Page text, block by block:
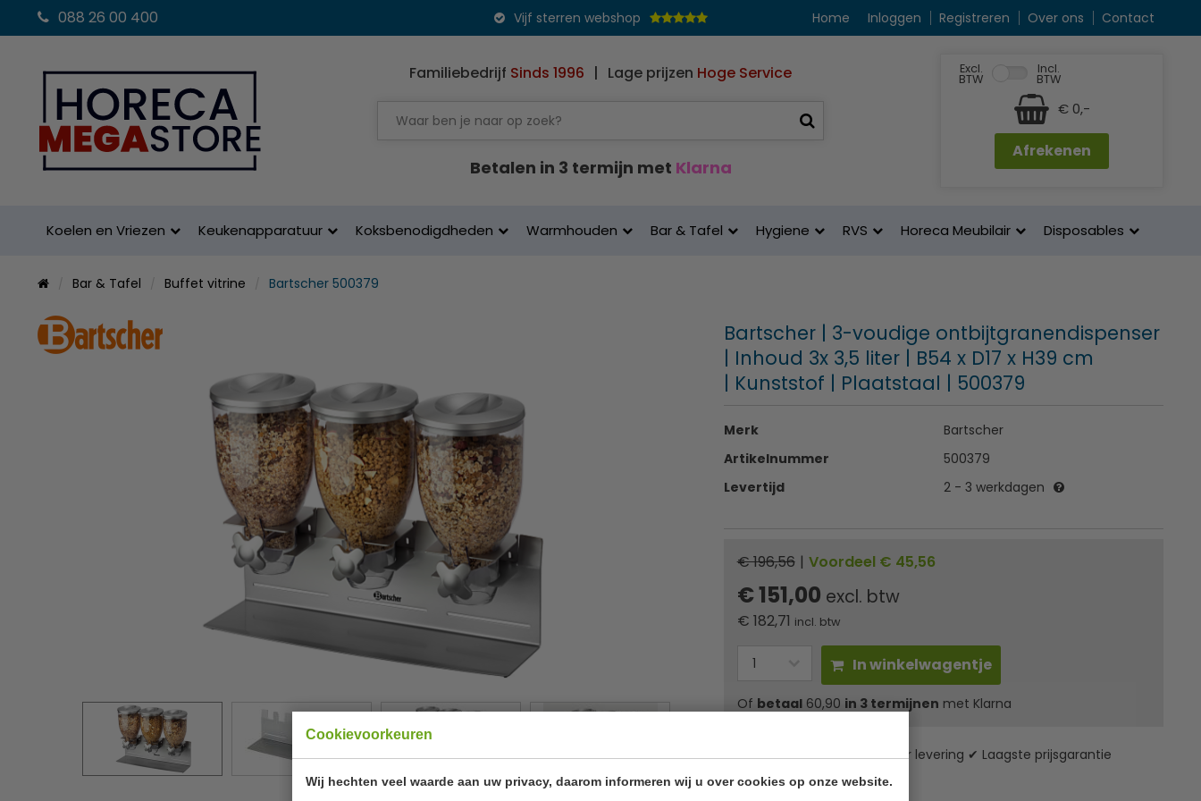
Cookievoorkeuren
Wij hechten veel waarde aan uw privacy, daarom informeren wij u over cookies op onze website.
088 26 00 400 Vijf sterren webshop Home Inloggen Registreren Over ons Contact
Familiebedrijf Sinds 1996 | Lage prijzen Hoge Service
Betalen in 3 termijn met Klarna
Excl.
BTW
Incl.
BTW
€ 0,-
Afrekenen
Koelen en Vriezen Keukenapparatuur Koksbenodigdheden Warmhouden Bar & Tafel Hygiene RVS Horeca Meubilair Disposables
Bar & Tafel Buffet vitrine Bartscher 500379
Bartscher | 3-voudige ontbijtgranendispenser
| Inhoud 3x 3,5 liter | B54 x D17 x H39 cm
| Kunststof | Plaatstaal | 500379
Merk
Bartscher
Artikelnummer
500379
Levertijd
2 - 3 werkdagen
€ 196,56 | Voordeel € 45,56
€ 151,00 excl. btw
€ 182,71 incl. btw
In winkelwagentje
Of betaal60,90 in 3 termijnen met Klarna
✔ Gratis verzending* ✔ 24 uur levering ✔ Laagste prijsgarantie